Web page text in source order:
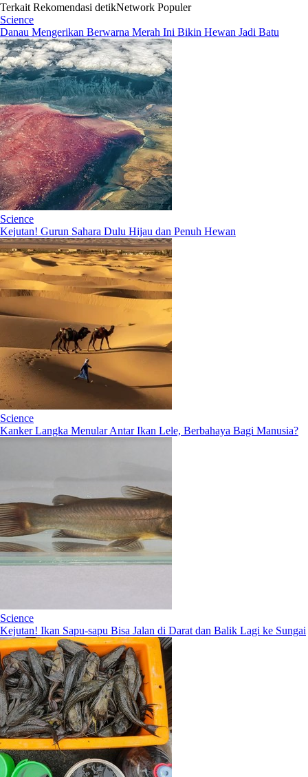
Terkait Rekomendasi detikNetwork Populer
Science
Danau Mengerikan Berwarna Merah Ini Bikin Hewan Jadi Batu
Science
Kejutan! Gurun Sahara Dulu Hijau dan Penuh Hewan
Science
Kanker Langka Menular Antar Ikan Lele, Berbahaya Bagi Manusia?
Science
Kejutan! Ikan Sapu-sapu Bisa Jalan di Darat dan Balik Lagi ke Sungai